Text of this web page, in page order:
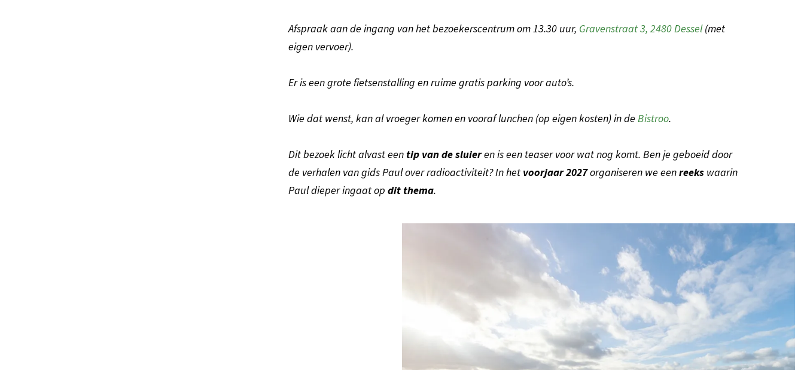
Afspraak aan de ingang van het bezoekerscentrum om 13.30 uur, Gravenstraat 3, 2480 Dessel(met
eigen vervoer).
Er is een grote fietsenstalling en ruime gratis parking voor auto’s.
Wie dat wenst, kan al vroeger komen en vooraf lunchen (op eigen kosten) in de Bistroo.
Dit bezoek licht alvast een tip van de sluieren is een teaser voor wat nog komt. Ben je geboeid door
de verhalen van gids Paul over radioactiviteit? In het voorjaar 2027organiseren we eenreekswaarin
Paul dieper ingaat op dit thema.